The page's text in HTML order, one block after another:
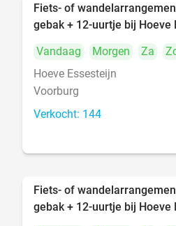
Fiets- of
gebak + 12-uurtje bij Hoeve
Vandaag
Morgen Za
Hoeve Essesteijn
Voorburg
Verkocht: 144
Fiets- of
gebak + 12-uurtje bij Hoeve